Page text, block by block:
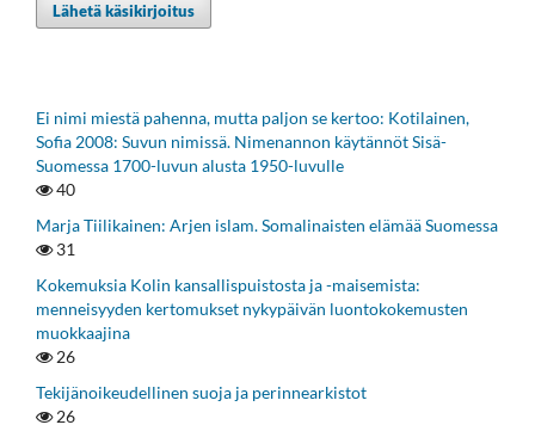
Lähetä käsikirjoitus
Ei nimi miestä pahenna, mutta paljon se kertoo: Kotilainen,
Sofia 2008: Suvun nimissä. Nimenannon käytännöt Sisä-
Suomessa 1700-luvun alusta 1950-luvulle
40
Marja Tiilikainen: Arjen islam. Somalinaisten elämää Suomessa
31
Kokemuksia Kolin kansallispuistosta ja -maisemista:
menneisyyden kertomukset nykypäivän luontokokemusten
muokkaajina
26
Tekijänoikeudellinen suoja ja perinnearkistot
26